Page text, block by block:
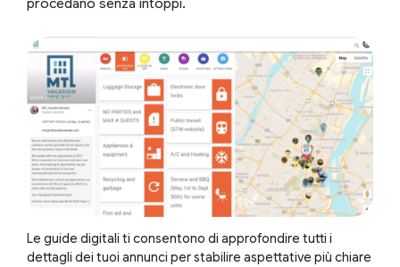
procedano senza intoppi.
Le guide digitali ti consentono di approfondire tutti i
dettagli dei tuoi annunci per stabilire aspettative più chiare